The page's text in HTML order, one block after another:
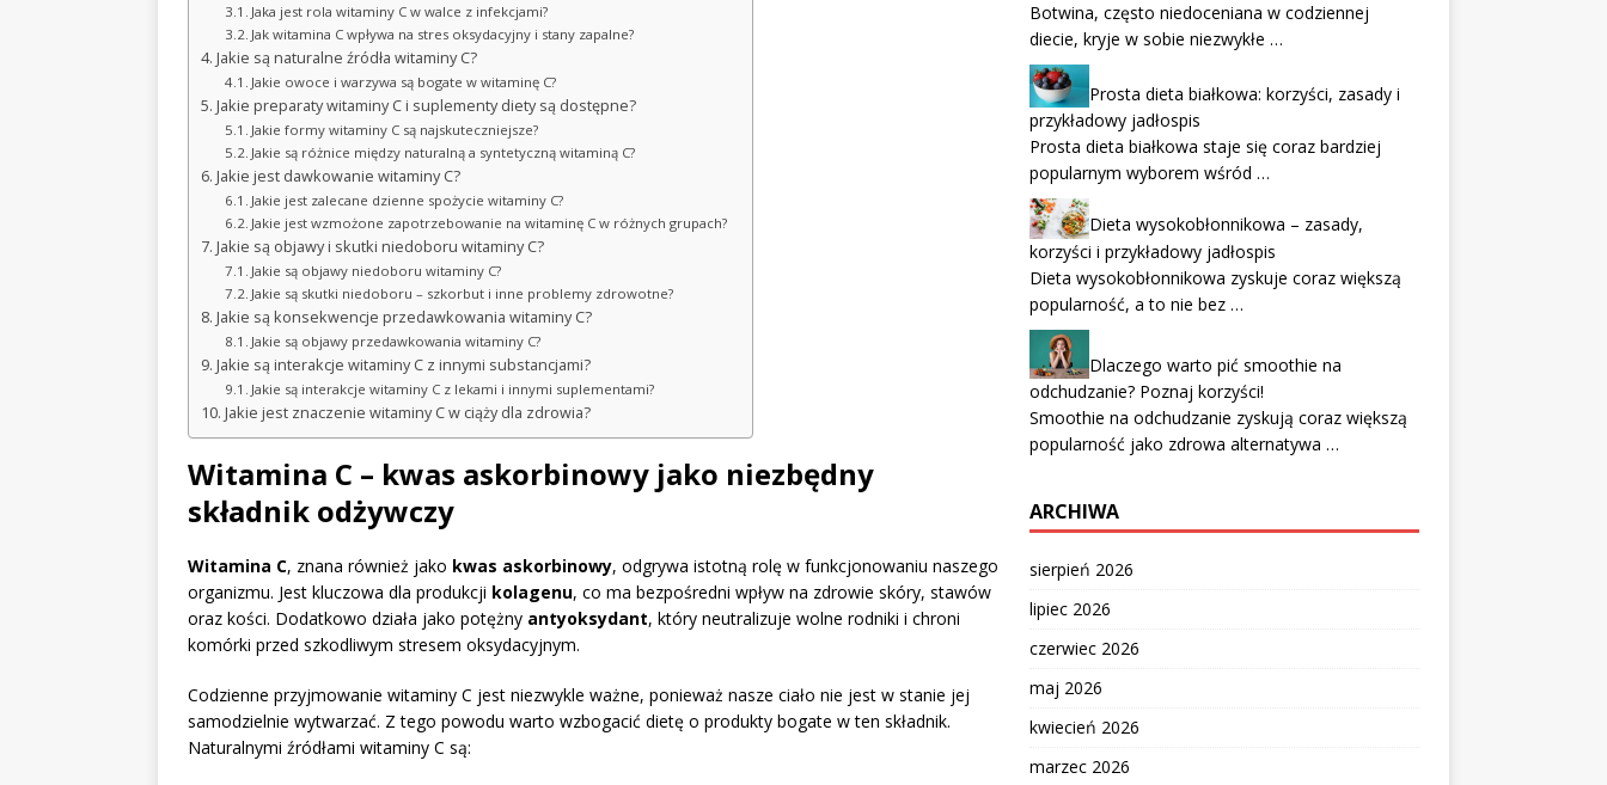
Jaka jest rola witaminy C w walce z infekcjami?
Jak witamina C wpływa na stres oksydacyjny i stany zapalne?
Jakie są naturalne źródła witaminy C?
Jakie owoce i warzywa są bogate w witaminę C?
Jakie preparaty witaminy C i suplementy diety są dostępne?
Jakie formy witaminy C są najskuteczniejsze?
Jakie są różnice między naturalną a syntetyczną witaminą C?
Jakie jest dawkowanie witaminy C?
Jakie jest zalecane dzienne spożycie witaminy C?
Jakie jest wzmożone zapotrzebowanie na witaminę C w różnych grupach?
Jakie są objawy i skutki niedoboru witaminy C?
Jakie są objawy niedoboru witaminy C?
Jakie są skutki niedoboru – szkorbut i inne problemy zdrowotne?
Jakie są konsekwencje przedawkowania witaminy C?
Jakie są objawy przedawkowania witaminy C?
Jakie są interakcje witaminy C z innymi substancjami?
Jakie są interakcje witaminy C z lekami i innymi suplementami?
Jakie jest znaczenie witaminy C w ciąży dla zdrowia?
Witamina C – kwas askorbinowy jako niezbędny
składnik odżywczy
Witamina C, znana również jako kwas askorbinowy, odgrywa istotną rolę w funkcjonowaniu naszego
organizmu. Jest kluczowa dla produkcji kolagenu, co ma bezpośredni wpływ na zdrowie skóry, stawów
oraz kości. Dodatkowo działa jako potężny antyoksydant, który neutralizuje wolne rodniki i chroni
komórki przed szkodliwym stresem oksydacyjnym.
Codzienne przyjmowanie witaminy C jest niezwykle ważne, ponieważ nasze ciało nie jest w stanie jej
samodzielnie wytwarzać. Z tego powodu warto wzbogacić dietę o produkty bogate w ten składnik.
Naturalnymi źródłami witaminy C są:
Botwina, często niedoceniana w codziennej
diecie, kryje w sobie niezwykłe …
Prosta dieta białkowa: korzyści, zasady i
przykładowy jadłospis
Prosta dieta białkowa staje się coraz bardziej
popularnym wyborem wśród …
Dieta wysokobłonnikowa – zasady,
korzyści i przykładowy jadłospis
Dieta wysokobłonnikowa zyskuje coraz większą
popularność, a to nie bez …
Dlaczego warto pić smoothie na
odchudzanie? Poznaj korzyści!
Smoothie na odchudzanie zyskują coraz większą
popularność jako zdrowa alternatywa …
ARCHIWA
sierpień 2026
lipiec 2026
czerwiec 2026
maj 2026
kwiecień 2026
marzec 2026